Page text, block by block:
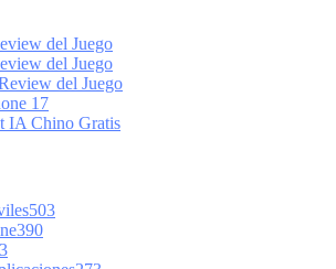
del Juego
del Juego
del Juego
17
IA Chino Gratis
503
390